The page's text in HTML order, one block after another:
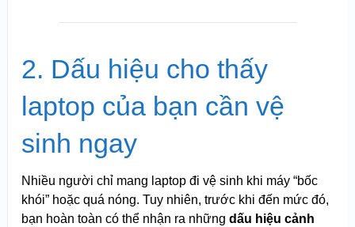
2. Dấu hiệu cho thấy
laptop của bạn cần vệ
sinh ngay
Nhiều người chỉ mang laptop đi vệ sinh khi máy “bốc
khói” hoặc quá nóng. Tuy nhiên, trước khi đến mức đó,
bạn hoàn toàn có thể nhận ra những dấu hiệu cảnh